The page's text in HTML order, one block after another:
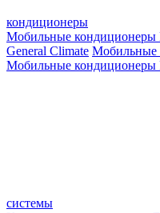
кондиционеры
Мобильные кондиционеры
General Climate Мобильные
Мобильные кондиционеры
системы